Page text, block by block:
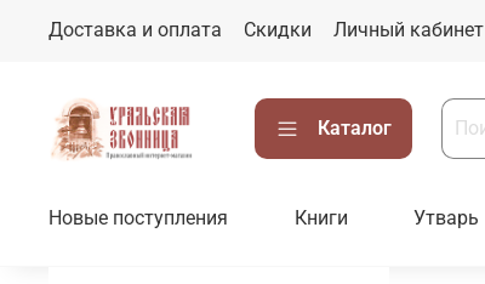
Доставка и оплата Скидки Личный кабинет
Каталог
Новые поступления Книги Утварь